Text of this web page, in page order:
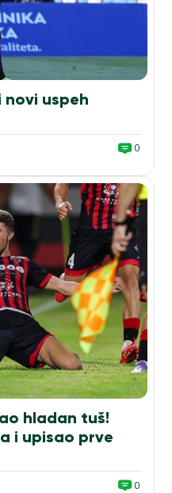
novi uspeh
0
hladan tuš!
i upisao prve
0